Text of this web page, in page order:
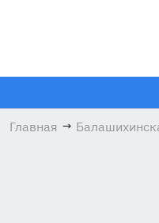
Главная →